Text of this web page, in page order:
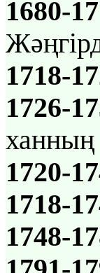
1680-
1718-
1726-
ханның
1720-
1718-
1748-